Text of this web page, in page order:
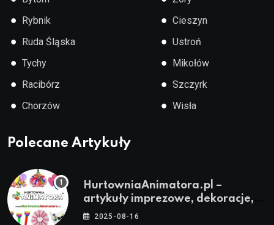
● Rybnik
● Ruda Śląska
● Tychy
● Racibórz
● Chorzów
● Cieszyn
● Ustroń
● Mikołów
● Szczyrk
● Wisła
Polecane Artykuły
HurtowniaAnimatora.pl –
artykuły imprezowe, dekoracje,
stroje i akcesoria dla animatorów
2025-08-16